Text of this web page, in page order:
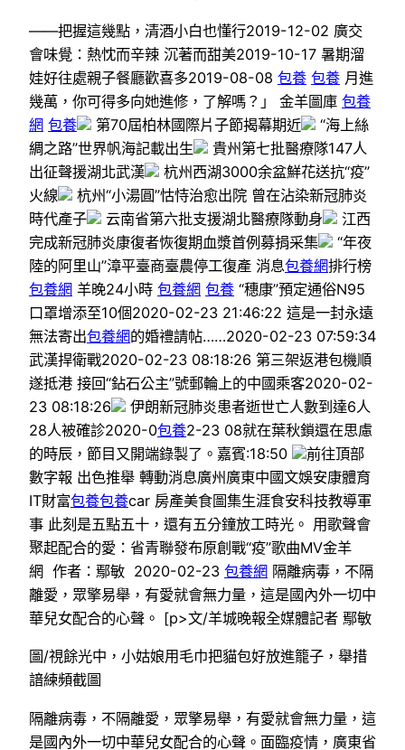
——把握這幾點，清酒小白也懂行2019-12-02 廣交
會味覺：熱忱而辛辣 沉著而甜美2019-10-17 暑期溜
娃好往處親子餐廳歡喜多2019-08-08 包養 包養 月進
幾萬，你可得多向她進修，了解嗎？」 金羊圖庫 包養
網 包養 第70屆柏林國際片子節揭幕期近
“海上絲
綢之路”世界帆海記載出生
貴州第七批醫療隊147人
出征聲援湖北武漢
杭州西湖3000余盆鮮花送抗“疫”
火線
杭州“小湯圓”怙恃治愈出院 曾在沾染新冠肺炎
時代產子
云南省第六批支援湖北醫療隊動身
江西
完成新冠肺炎康復者恢復期血漿首例募捐采集
“年夜
陸的阿里山”漳平臺商臺農停工復產 消息包養網排行榜
包養網 羊晚24小時 包養網 包養 “穗康”預定通俗N95
口罩增添至10個2020-02-23 21:46:22 這是一封永遠
無法寄出包養網的婚禮請帖……2020-02-23 07:59:34
武漢捍衛戰2020-02-23 08:18:26 第三架返港包機順
遂抵港 接回“鉆石公主”號郵輪上的中國乘客2020-02-
23 08:18:26
伊朗新冠肺炎患者逝世亡人數到達6人
28人被確診2020-0包養2-23 08就在葉秋鎖還在思慮
的時辰，節目又開端錄製了。嘉賓:18:50
前往頂部
數字報 出色推舉 轉動消息廣州廣東中國文娛安康體育
IT財富包養包養car 房產美食圖集生涯食安科技教導軍
事 此刻是五點五十，還有五分鐘放工時光。 用歌聲會
聚起配合的愛：省青聯發布原創戰“疫”歌曲MV金羊
網 作者：鄢敏 2020-02-23 包養網 隔離病毒，不隔
離愛，眾擎易舉，有愛就會無力量，這是國內外一切中
華兒女配合的心聲。 [p>文/羊城晚報全媒體記者 鄢敏
圖/視餘光中，小姑娘用毛巾把貓包好放進籠子，舉措
諳練頻截圖
隔離病毒，不隔離愛，眾擎易舉，有愛就會無力量，這
是國內外一切中華兒女配合的心聲。面臨疫情，廣東省